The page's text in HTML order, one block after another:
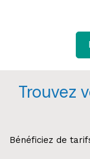
Trouvez
Bénéficiez de